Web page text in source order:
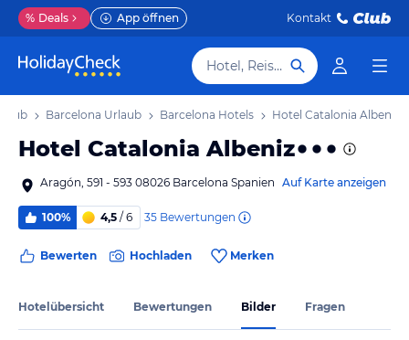
% Deals App öffnen Kontakt
Hotel, Reiseziel
Barcelona Urlaub Barcelona Hotels Hotel Catalonia Albeniz
Hotel Catalonia Albeniz
Aragón, 591 - 593 08026 Barcelona Spanien Auf Karte anzeigen
100% 4,5 / 6 35 Bewertungen
Bewerten Hochladen Merken
Hotelübersicht Bewertungen Bilder Fragen